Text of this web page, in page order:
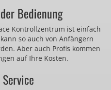
Bedienung
Kontrollzentrum ist einfach
so auch von Anfängern
Aber auch Profis kommen
auf Ihre Kosten.